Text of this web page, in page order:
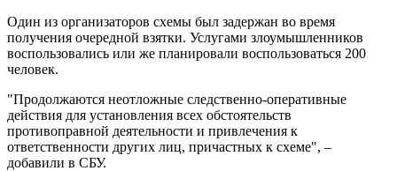
Один из организаторов схемы был задержан во время
получения очередной взятки. Услугами злоумышленников
воспользовались или же планировали воспользоваться 200
человек.
"Продолжаются неотложные следственно-оперативные
действия для установления всех обстоятельств
противоправной деятельности и привлечения к
ответственности других лиц, причастных к схеме", –
добавили в СБУ.